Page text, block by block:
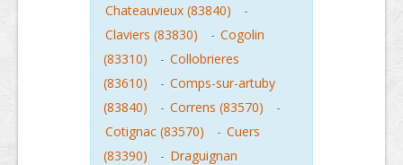
Chateauvieux (83840)
-
Claviers (83830)
- Cogolin
(83310)
- Collobrieres
(83610)
- Comps-sur-artuby
(83840)
- Correns (83570)
-
Cotignac (83570)
- Cuers
(83390)
- Draguignan